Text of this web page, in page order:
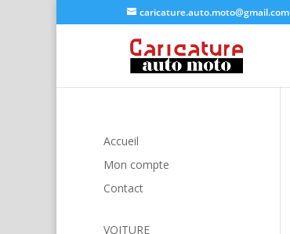
caricature.auto.moto@gmail.com
Accueil
Mon compte
Contact
VOITURE